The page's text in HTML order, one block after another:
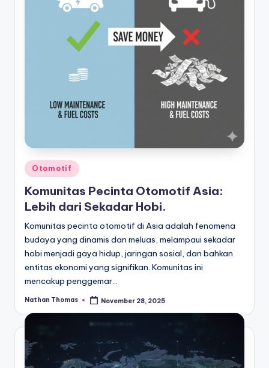
Posted
in
Otomotif
Komunitas Pecinta Otomotif Asia:
Lebih dari Sekadar Hobi.
Komunitas pecinta otomotif di Asia adalah fenomena
budaya yang dinamis dan meluas, melampaui sekadar
hobi menjadi gaya hidup, jaringan sosial, dan bahkan
entitas ekonomi yang signifikan. Komunitas ini
mencakup penggemar…
Posted
Nathan Thomas November 28, 2025